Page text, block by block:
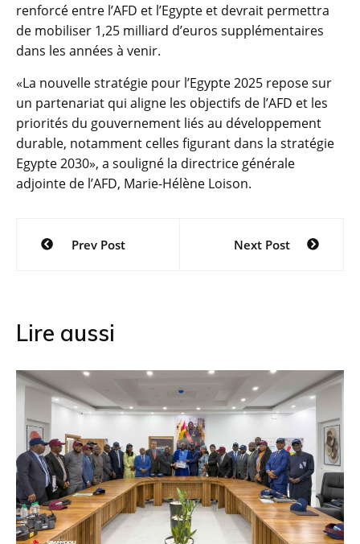
renforcé entre l’AFD et l’Egypte et devrait permettra
de mobiliser 1,25 milliard d’euros supplémentaires
dans les années à venir.
«La nouvelle stratégie pour l’Egypte 2025 repose sur
un partenariat qui aligne les objectifs de l’AFD et les
priorités du gouvernement liés au développement
durable, notamment celles figurant dans la stratégie
Egypte 2030», a souligné la directrice générale
adjointe de l’AFD, Marie-Hélène Loison.
Navigation
Prev Post Next Post
Lire aussi